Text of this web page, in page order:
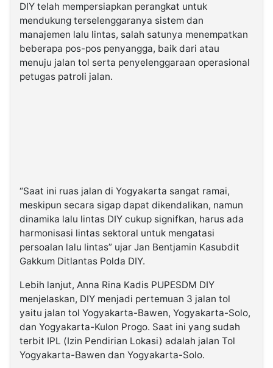
DIY telah mempersiapkan perangkat untuk
mendukung terselenggaranya sistem dan
manajemen lalu lintas, salah satunya menempatkan
beberapa pos-pos penyangga, baik dari atau
menuju jalan tol serta penyelenggaraan operasional
petugas patroli jalan.
“Saat ini ruas jalan di Yogyakarta sangat ramai,
meskipun secara sigap dapat dikendalikan, namun
dinamika lalu lintas DIY cukup signifkan, harus ada
harmonisasi lintas sektoral untuk mengatasi
persoalan lalu lintas” ujar Jan Bentjamin Kasubdit
Gakkum Ditlantas Polda DIY.
Lebih lanjut, Anna Rina Kadis PUPESDM DIY
menjelaskan, DIY menjadi pertemuan 3 jalan tol
yaitu jalan tol Yogyakarta-Bawen, Yogyakarta-Solo,
dan Yogyakarta-Kulon Progo. Saat ini yang sudah
terbit IPL (Izin Pendirian Lokasi) adalah jalan Tol
Yogyakarta-Bawen dan Yogyakarta-Solo.